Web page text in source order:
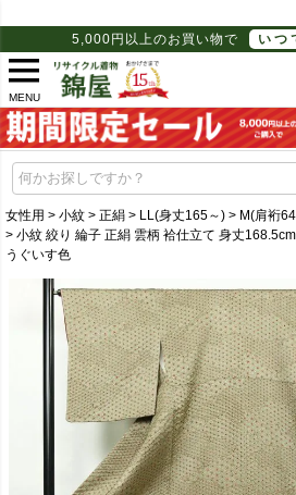
5,000円以上のお買い物で
いつ
MENU
女性用 小紋 正絹 LL(身丈165～)
M(肩裄
小紋 絞り 綸子 正絹 雲柄 袷仕立て 身丈
うぐいす色